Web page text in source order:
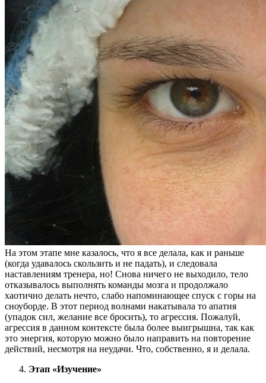
На этом этапе мне казалось, что я все делала, как и раньше
(когда удавалось скользить и не падать), и следовала
наставлениям тренера, но! Снова ничего не выходило, тело
отказывалось выполнять команды мозга и продолжало
хаотично делать нечто, слабо напоминающее спуск с горы на
сноуборде. В этот период волнами накатывала то апатия
(упадок сил, желание все бросить), то агрессия. Пожалуй,
агрессия в данном контексте была более выигрышна, так как
это энергия, которую можно было направить на повторение
действий, несмотря на неудачи. Что, собственно, я и делала.
Этап «Изучение»